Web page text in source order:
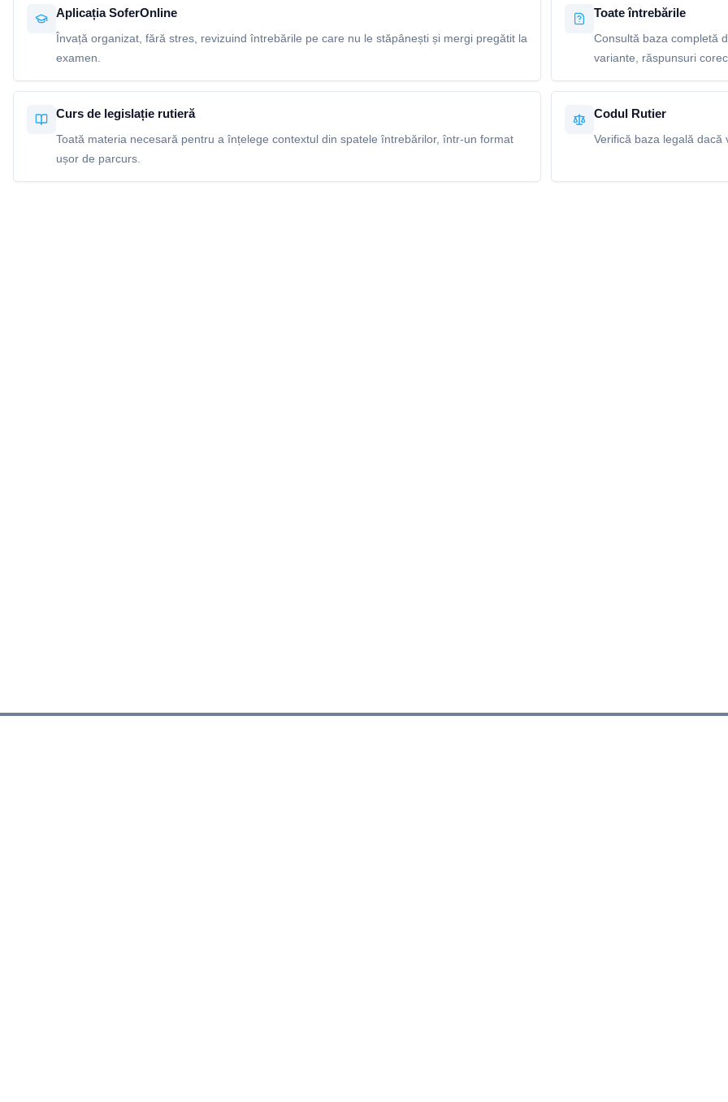
Aplicația SoferOnline
Învață organizat, fără stres, revizuind întrebările pe care nu le stăpânești și mergi pregătit la
examen.
Toate întrebările
Consultă baza completă
variante, răspunsuri
Curs de legislație rutieră
Toată materia necesară pentru a înțelege contextul din spatele întrebărilor, într-un format
ușor de parcurs.
Codul Rutier
Verifică baza legală dacă